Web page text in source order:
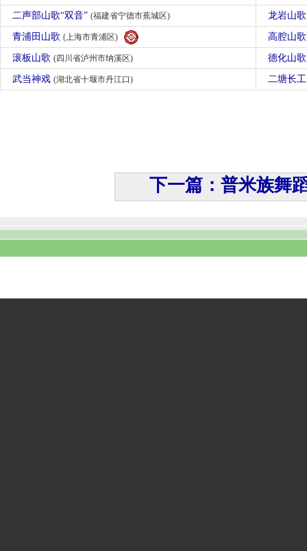
二声部山歌“双音” (福建省宁德市蕉城区) 龙岩山
青浦田山歌 (上海市青浦区) 高腔山
滚板山歌 (四川省泸州市纳溪区) 德化山
武当神戏 (湖北省十堰市丹江口) 二塘长
下一篇：普米族舞